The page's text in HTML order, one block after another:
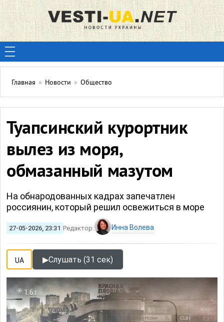
Главная » Новости » Общество
Туапсинский курортник
вылез из моря,
обмазанный мазутом
На обнародованных кадрах запечатлен
россиянин, который решил освежиться в море
27-05-2026, 23:31 Редактор: Инна Волева
UA ▶Слушать (31 сек)
1.6т